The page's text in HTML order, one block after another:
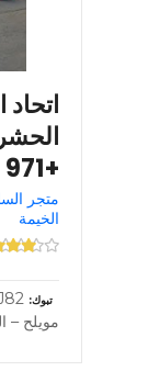
+971 6 535 1288
متجر
الخيمة
تبوك
مويلح –